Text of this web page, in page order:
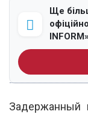
Ще
Задержанный